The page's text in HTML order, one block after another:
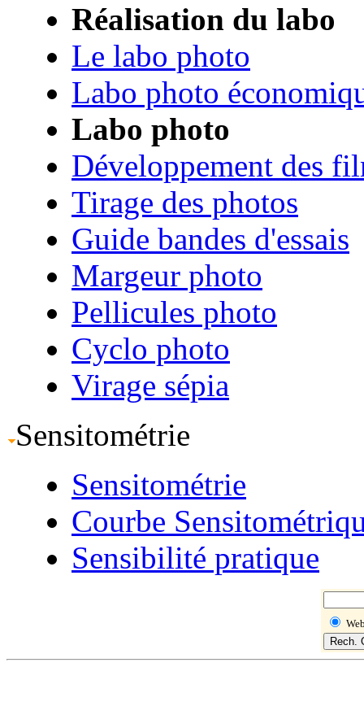
Réalisation du labo
Le labo photo
Labo photo
Labo photo
Développement des
Tirage des photos
Guide bandes d'essais
Margeur photo
Pellicules photo
Cyclo photo
Virage sépia
Sensitométrie
Sensitométrie
Courbe
Sensibilité pratique